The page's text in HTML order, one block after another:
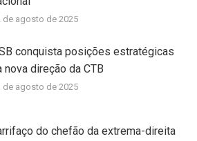
de agosto de 2025
conquista posições estratégicas
nova direção da CTB
de agosto de 2025
do chefão da extrema-direita